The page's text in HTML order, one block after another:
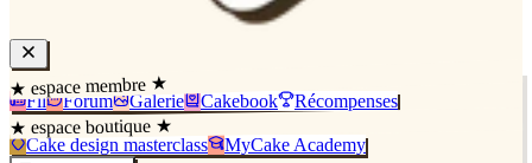
★ espace membre ★
Fil Forum Galerie Cakebook Récompenses
★ espace boutique ★
Cake design masterclass MyCake Academy